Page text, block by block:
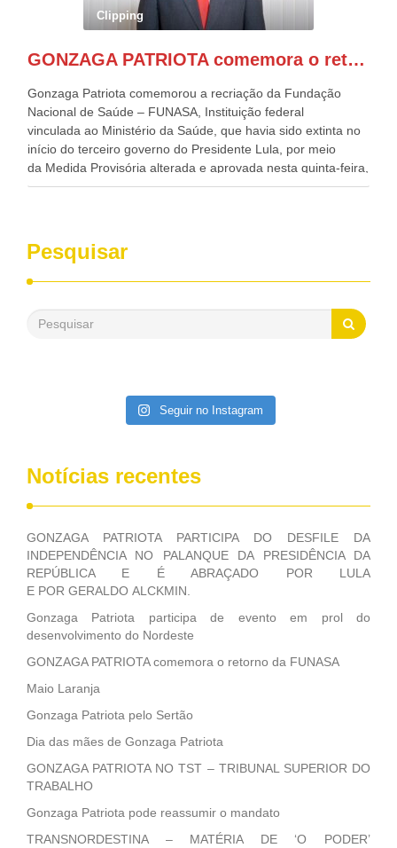
Governadora de Pernambuco, Raquel Lyra, os ministros da
Casa Civil, Rui Costa, e da Integração e do Desenvolvimento
de todo Nordeste que também ajudam a fomentar o
Clipping
GONZAGA PATRIOTA comemora o retorno da FUNASA
Gonzaga Patriota comemorou a recriação da Fundação
Nacional de Saúde – FUNASA, Instituição federal
vinculada ao Ministério da Saúde, que havia sido extinta no
início do terceiro governo do Presidente Lula, por meio
da Medida Provisória alterada e aprovada nesta quinta-feira,
pelo Congresso Nacional. Gonzaga Patriota disse hoje em
desenvolvimento dos seus municípios e, somente o ano
passado, essa Fundação distribuiu mais de três bilhões de
reais, com suas maravilhosas ações, dentre alas, mais de
saneamento básico, em pequenas comunidades rurais.
Patriota disse ainda que, mesmo sem mandato,
Pesquisar
Seguir no Instagram
Notícias recentes
GONZAGA PATRIOTA PARTICIPA DO DESFILE DA
INDEPENDÊNCIA NO PALANQUE DA PRESIDÊNCIA DA
REPÚBLICA E É ABRAÇADO POR LULA
E POR GERALDO ALCKMIN.
Gonzaga Patriota participa de evento em prol do
desenvolvimento do Nordeste
GONZAGA PATRIOTA comemora o retorno da FUNASA
Maio Laranja
Gonzaga Patriota pelo Sertão
Dia das mães de Gonzaga Patriota
GONZAGA PATRIOTA NO TST – TRIBUNAL SUPERIOR DO
TRABALHO
Gonzaga Patriota pode reassumir o mandato
TRANSNORDESTINA – MATÉRIA DE ‘O PODER’